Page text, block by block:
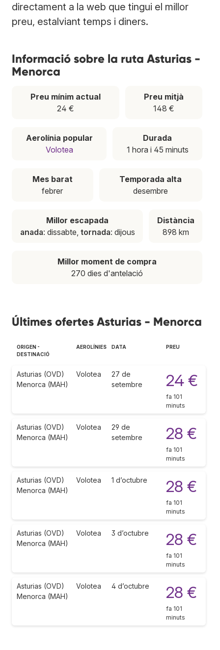
directament a la web que tingui el millor
preu, estalviant temps i diners.
Informació sobre la ruta Asturias -
Menorca
Preu mínim actual
24 €
Preu mitjà
148 €
Aerolínia popular
Volotea
Durada
1 hora i 45 minuts
Mes barat
febrer
Temporada alta
desembre
Millor escapada
anada: dissabte, tornada: dijous
Distància
898 km
Millor moment de compra
270 dies d'antelació
Últimes ofertes Asturias - Menorca
ORIGEN -
DESTINACIÓ
AEROLÍNIES DATA PREU
Asturias (OVD)
Menorca (MAH)
Volotea
27 de
setembre
24 €
fa 101
minuts
Asturias (OVD)
Menorca (MAH)
Volotea
29 de
setembre
28 €
fa 101
minuts
Asturias (OVD)
Menorca (MAH)
Volotea 1 d’octubre 28 €
fa 101
minuts
Asturias (OVD)
Menorca (MAH)
Volotea 3 d’octubre 28 €
fa 101
minuts
Asturias (OVD)
Menorca (MAH)
Volotea 4 d’octubre 28 €
fa 101
minuts